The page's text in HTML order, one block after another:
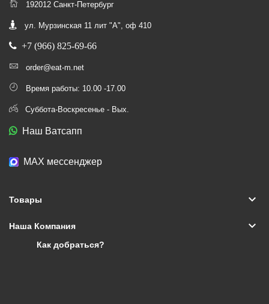
192012 Санкт-Петербург
ул. Мурзинская 11 лит "А", оф 410
+7 (966) 825-69-66
order@eat-m.net
Время работы: 10.00 -17.00
Суббота-Воскресенье - Вых.
Наш Ватсапп
МАХ мессенджер
Товары keyboard_arrow_down
Наша Компания keyboard_arrow_down
Как добраться?